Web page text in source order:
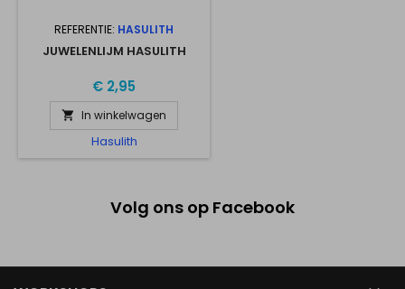
REFERENTIE: HASULITH
JUWELENLIJM HASULITH
€ 2,95
 In winkelwagen
Hasulith
Volg ons op Facebook